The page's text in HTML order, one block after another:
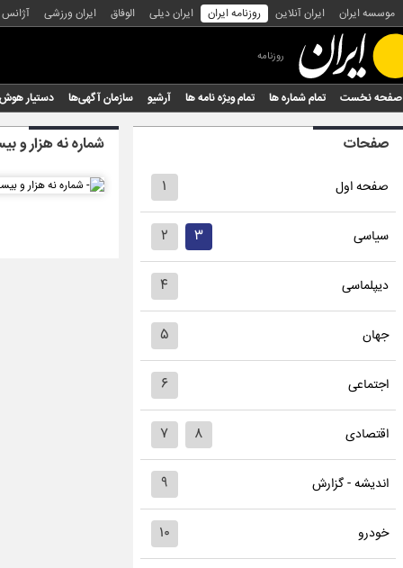
موسسه ایران ایران آنلاین روزنامه ایران ایران دیلی الوفاق ایران ورزشی
روزنامه
صفحه نخست تمام شماره ها تمام ویژه نامه ها آرشیو سازمان آگهی‌ها دستیار
صفحات
صفحه اول ۱
سیاسی ۲ ۳
دیپلماسی ۴
جهان ۵
اجتماعی ۶
اقتصادی ۷ ۸
اندیشه - گزارش ۹
خودرو ۱۰
شماره نه هزار و